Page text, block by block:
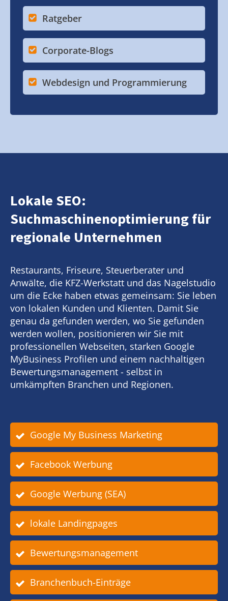
Ratgeber
Corporate-Blogs
Webdesign und Programmierung
Lokale SEO:
Suchmaschinenoptimierung für
regionale Unternehmen
Restaurants, Friseure, Steuerberater und
Anwälte, die KFZ-Werkstatt und das Nagelstudio
um die Ecke haben etwas gemeinsam: Sie leben
von lokalen Kunden und Klienten. Damit Sie
genau da gefunden werden, wo Sie gefunden
werden wollen, positionieren wir Sie mit
professionellen Webseiten, starken Google
MyBusiness Profilen und einem nachhaltigen
Bewertungsmanagement - selbst in
umkämpften Branchen und Regionen.
Google My Business Marketing
Facebook Werbung
Google Werbung (SEA)
lokale Landingpages
Bewertungsmanagement
Branchenbuch-Einträge